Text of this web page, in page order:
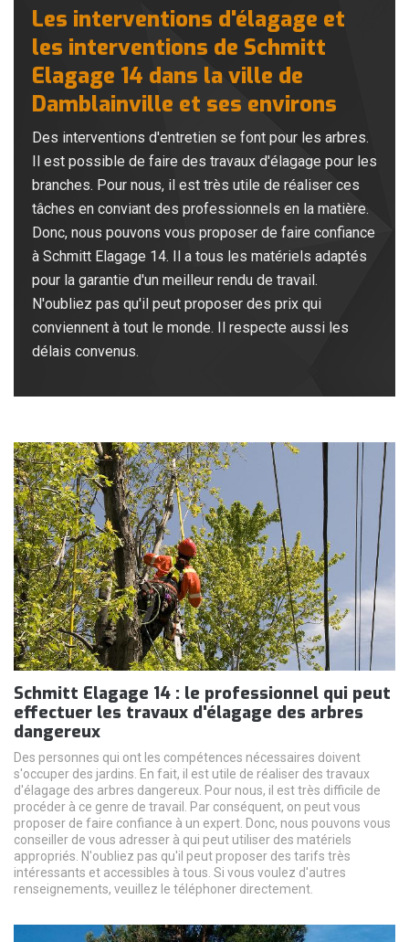
Les interventions d'élagage et
les interventions de Schmitt
Elagage 14 dans la ville de
Damblainville et ses environs
Des interventions d'entretien se font pour les arbres.
Il est possible de faire des travaux d'élagage pour les
branches. Pour nous, il est très utile de réaliser ces
tâches en conviant des professionnels en la matière.
Donc, nous pouvons vous proposer de faire confiance
à Schmitt Elagage 14. Il a tous les matériels adaptés
pour la garantie d'un meilleur rendu de travail.
N'oubliez pas qu'il peut proposer des prix qui
conviennent à tout le monde. Il respecte aussi les
délais convenus.
Schmitt Elagage 14 : le professionnel qui peut
effectuer les travaux d'élagage des arbres
dangereux
Des personnes qui ont les compétences nécessaires doivent
s'occuper des jardins. En fait, il est utile de réaliser des travaux
d'élagage des arbres dangereux. Pour nous, il est très difficile de
procéder à ce genre de travail. Par conséquent, on peut vous
proposer de faire confiance à un expert. Donc, nous pouvons vous
conseiller de vous adresser à qui peut utiliser des matériels
appropriés. N'oubliez pas qu'il peut proposer des tarifs très
intéressants et accessibles à tous. Si vous voulez d'autres
renseignements, veuillez le téléphoner directement.